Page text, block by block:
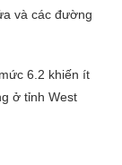
và các đường
6.2 khiến ít
ở tỉnh West